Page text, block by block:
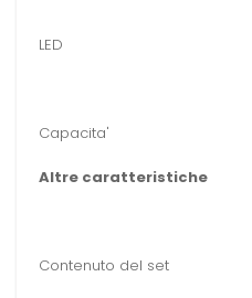
LED
Capacita'
Altre caratteristiche
Contenuto del set